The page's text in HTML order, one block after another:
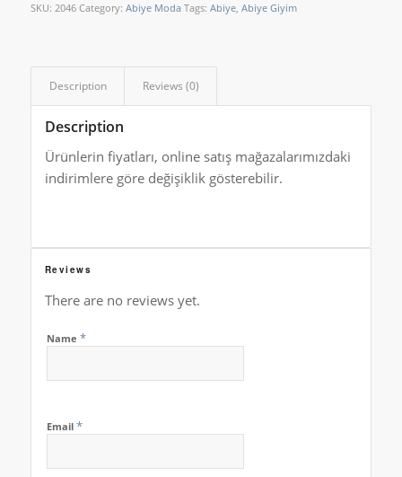
SKU: 2046 Category: Abiye Moda Tags: Abiye, Abiye Giyim
Description Reviews (0)
Description
Ürünlerin fiyatları, online satış mağazalarımızdaki
indirimlere göre değişiklik gösterebilir.
Reviews
There are no reviews yet.
Name *
Email *